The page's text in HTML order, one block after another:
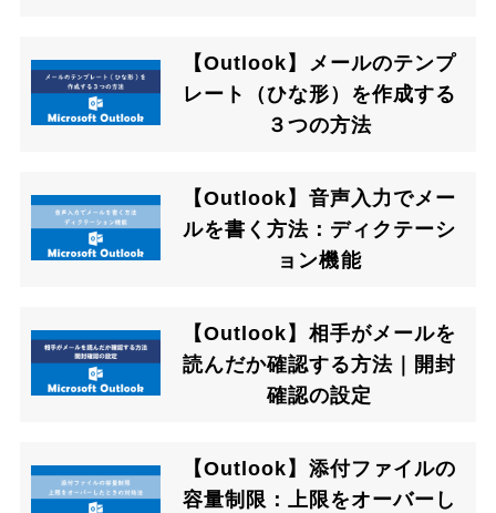
【Outlook】メールのテンプ
レート（ひな形）を作成する
３つの方法
【Outlook】音声入力でメー
ルを書く方法：ディクテーシ
ョン機能
【Outlook】相手がメールを
読んだか確認する方法｜開封
確認の設定
【Outlook】添付ファイルの
容量制限：上限をオーバーし